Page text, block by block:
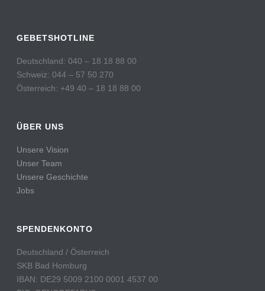
GEBETSHOTLINE
Deutschland: 040 – 18 18 88 00
Schweiz: 044 – 57 50 270
Österreich: +49 40 – 18 18 88 00
ÜBER UNS
Unsere Vision
Unser Team
Unsere Geschichte
Jobs
SPENDENKONTO
Deutschland / Österreich
SKB Bad Homburg
IBAN: DE29 5009 2100 0001 4537 00